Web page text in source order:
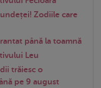
Zodiile care
până la toamnă
Leu
trăiesc o
pe 9 august